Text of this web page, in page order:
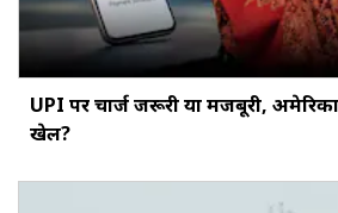
UPI पर चार्ज जरूरी या मजबूरी,
खेल?